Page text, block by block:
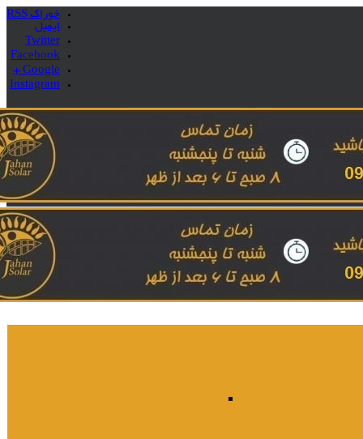
خوراک RSS
Twitter
Facebook
Google +
Instagram
اینورتر سینوسی خالص داردا